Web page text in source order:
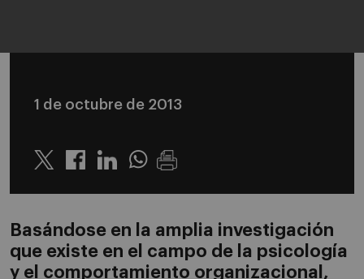
1 de octubre de 2013
Twitter LinkedinWhatsapp
Basándose en la amplia investigación
que existe en el campo de la psicología
y el comportamiento organizacional,